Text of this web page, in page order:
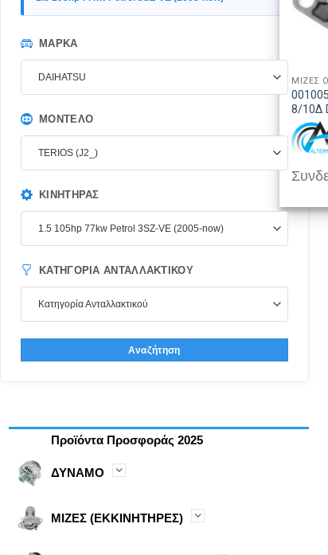
ΜΆΡΚΑ
DAIHATSU
ΜΟΝΤΈΛΟ
TERIOS (J2_)
ΚΙΝΗΤΉΡΑΣ
1.5 105hp 77kw Petrol 3SZ-VE (2005-now)
ΚΑΤΗΓΟΡΊΑ ΑΝΤΑΛΛΑΚΤΙΚΟΎ
Κατηγορία Ανταλλακτικού
Αναζήτηση
Προϊόντα Προσφοράς 2025
ΔΥΝΑΜΟ
ΜΙΖΕΣ (ΕΚΚΙΝΗΤΗΡΕΣ)
ΜΙΖΕΣ
8/10Δ